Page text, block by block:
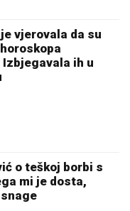
vjerovala da su
ih u
o teškoj borbi s
mi je dosta,